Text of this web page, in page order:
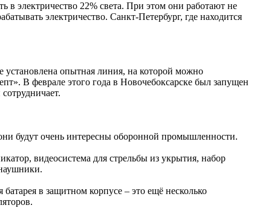
в электричество 22% света. При этом они работают не
электричество. Санкт-Петербург, где находится
установлена опытная линия, на которой можно
В феврале этого года в Новочебоксарске был запущен
будут очень интересны оборонной промышленности.
видеосистема для стрельбы из укрытия, набор
в защитном корпусе – это ещё несколько